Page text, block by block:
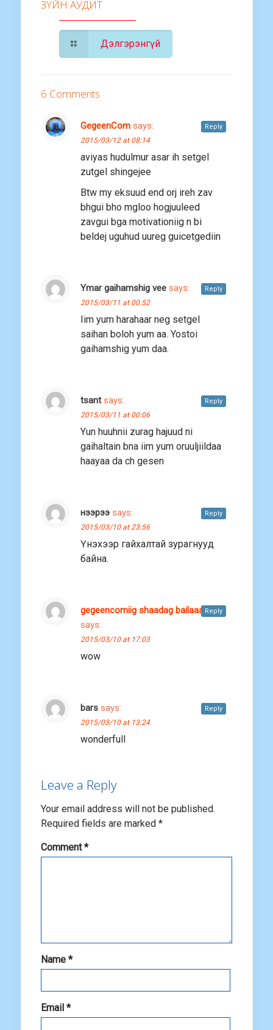
ЗҮЙН АУДИТ
Дэлгэрэнгүй
6 Comments
GegeenCom says:
2015/03/12 at 08:14
aviyas hudulmur asar ih setgel
zutgel shingejee
Btw my eksuud end orj ireh zav
bhgui bho mgloo hogjuuleed
zavgui bga motivationiig n bi
beldej uguhud uureg guicetgediin
Reply
Ymar gaihamshig vee says:
2015/03/11 at 00:52
Iim yum harahaar neg setgel
saihan boloh yum aa. Yostoi
gaihamshig yum daa.
Reply
tsant says:
2015/03/11 at 00:06
Yun huuhnii zurag hajuud ni
gaihaltain bna iim yum oruuljiildaa
haayaa da ch gesen
Reply
нээрээ says:
2015/03/10 at 23:56
Үнэхээр гайхалтай зурагнууд
байна.
Reply
gegeencomiig shaadag bailaaa
says:
2015/03/10 at 17:03
wow
Reply
bars says:
2015/03/10 at 13:24
wonderfull
Reply
Leave a Reply
Your email address will not be published.
Required fields are marked *
Comment*
Name *
Email *